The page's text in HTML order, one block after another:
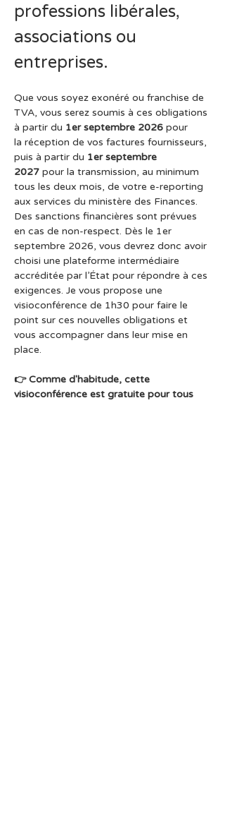
professions libérales,
associations ou
entreprises.
Que vous soyez exonéré ou franchise de
TVA, vous serez soumis à ces obligations
à partir du 1er septembre 2026 pour
la réception de vos factures fournisseurs,
puis à partir du 1er septembre
2027 pour la transmission, au minimum
tous les deux mois, de votre e-reporting
aux services du ministère des Finances.
Des sanctions financières sont prévues
en cas de non-respect. Dès le 1er
septembre 2026, vous devrez donc avoir
choisi une plateforme intermédiaire
accréditée par l’État pour répondre à ces
exigences. Je vous propose une
visioconférence de 1h30 pour faire le
point sur ces nouvelles obligations et
vous accompagner dans leur mise en
place.
👉 Comme d'habitude, cette
visioconférence est gratuite pour tous